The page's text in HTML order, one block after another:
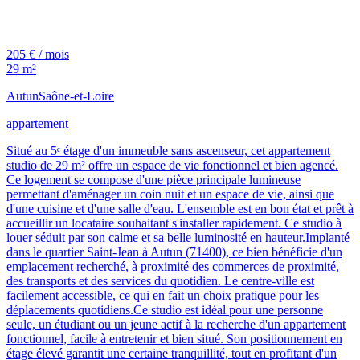
205 € / mois
29 m²
AutunSaône-et-Loire
appartement
Situé au 5ᵉ étage d'un immeuble sans ascenseur, cet appartement
studio de 29 m² offre un espace de vie fonctionnel et bien agencé.
Ce logement se compose d'une pièce principale lumineuse
permettant d'aménager un coin nuit et un espace de vie, ainsi que
d'une cuisine et d'une salle d'eau. L'ensemble est en bon état et prêt à
accueillir un locataire souhaitant s'installer rapidement. Ce studio à
louer séduit par son calme et sa belle luminosité en hauteur.Implanté
dans le quartier Saint-Jean à Autun (71400), ce bien bénéficie d'un
emplacement recherché, à proximité des commerces de proximité,
des transports et des services du quotidien. Le centre-ville est
facilement accessible, ce qui en fait un choix pratique pour les
déplacements quotidiens.Ce studio est idéal pour une personne
seule, un étudiant ou un jeune actif à la recherche d'un appartement
fonctionnel, facile à entretenir et bien situé. Son positionnement en
étage élevé garantit une certaine tranquillité, tout en profitant d'un